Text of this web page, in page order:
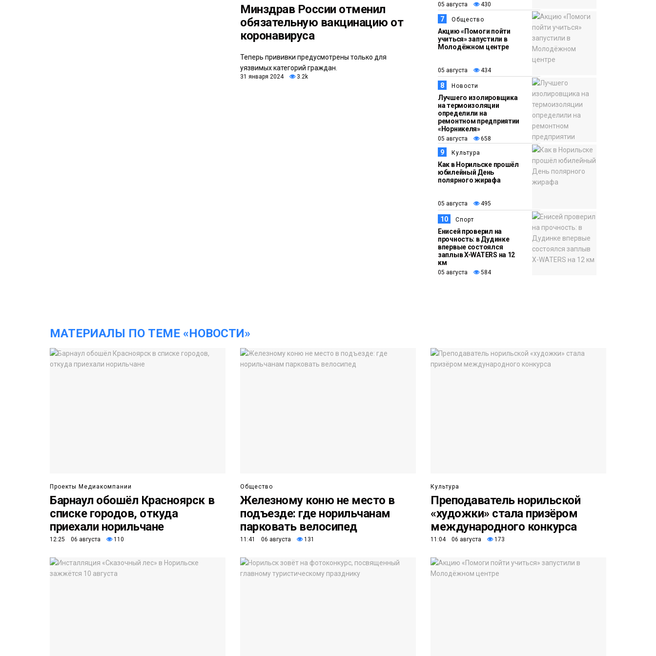
Минздрав России отменил
обязательную вакцинацию от
коронавируса
Теперь прививки предусмотрены только для
уязвимых категорий граждан.
31 января 2024 3.2k
05 августа 430
7 Общество
Акцию «Помоги пойти
учиться» запустили в
Молодёжном центре
05 августа 434
8 Новости
Лучшего изолировщика
на термоизоляции
определили на
ремонтном предприятии
«Норникеля»
05 августа 658
9 Культура
Как в Норильске прошёл
юбилейный День
полярного жирафа
05 августа 495
10 Спорт
Енисей проверил на
прочность: в Дудинке
впервые состоялся
заплыв X-WATERS на 12
км
05 августа 584
МАТЕРИАЛЫ ПО ТЕМЕ «НОВОСТИ»
Проекты Медиакомпании
Барнаул обошёл Красноярск в
списке городов, откуда
приехали норильчане
12:25 06 августа 110
Общество
Железному коню не место в
подъезде: где норильчанам
парковать велосипед
11:41 06 августа 131
Культура
Преподаватель норильской
«художки» стала призёром
международного конкурса
11:04 06 августа 173